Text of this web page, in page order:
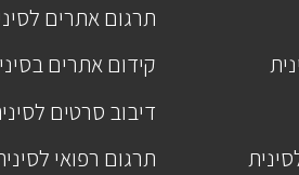
תרגום אתרים
קידום אתרים
דיבוב סרטים
תרגום רפואי